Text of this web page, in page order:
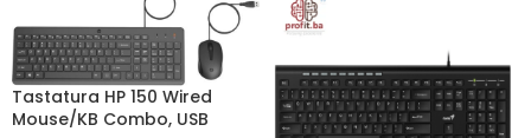
Tastatura HP 150 Wired
Mouse/KB Combo, USB